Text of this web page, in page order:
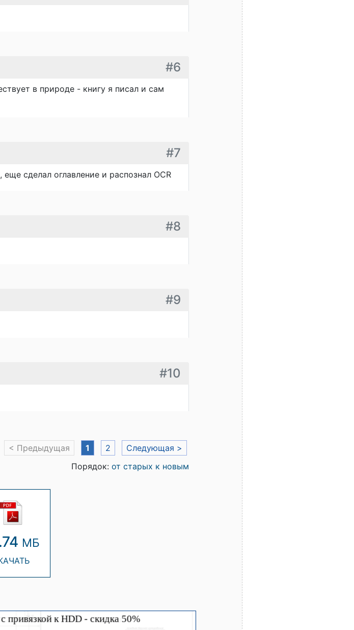
#6
в природе - книгу я писал и сам
#7
сделал оглавление и распознал OCR
#8
#9
#10
< Предыдущая 1 2
Следующая >
Порядок: от старых к новым
МБ